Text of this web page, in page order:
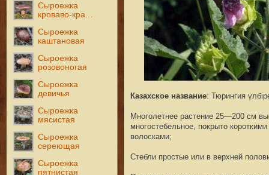
Сыроежка
кроваво-кра...
Сыроежка
каштановая
Сыроежка
розовоногая
Сыроежка
девичья
Сыроежка
мясистая
Сыроежка
сереющая
Сыроежка
пятнистая
Казахское название: Тюрингия
Многолетнее растение 25—200 см
многостебельное, покрыто
волосками;
Стебли простые или в верхней